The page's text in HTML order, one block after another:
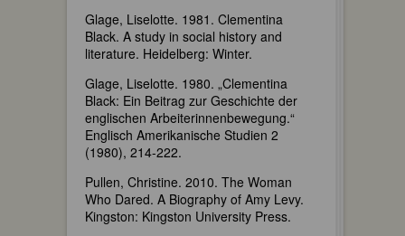
Glage, Liselotte. 1981. Clementina
Black. A study in social history and
literature. Heidelberg: Winter.
Glage, Liselotte. 1980. „Clementina
Black: Ein Beitrag zur Geschichte der
englischen Arbeiterinnenbewegung.“
Englisch Amerikanische Studien 2
(1980), 214-222.
Pullen, Christine. 2010. The Woman
Who Dared. A Biography of Amy Levy.
Kingston: Kingston University Press.